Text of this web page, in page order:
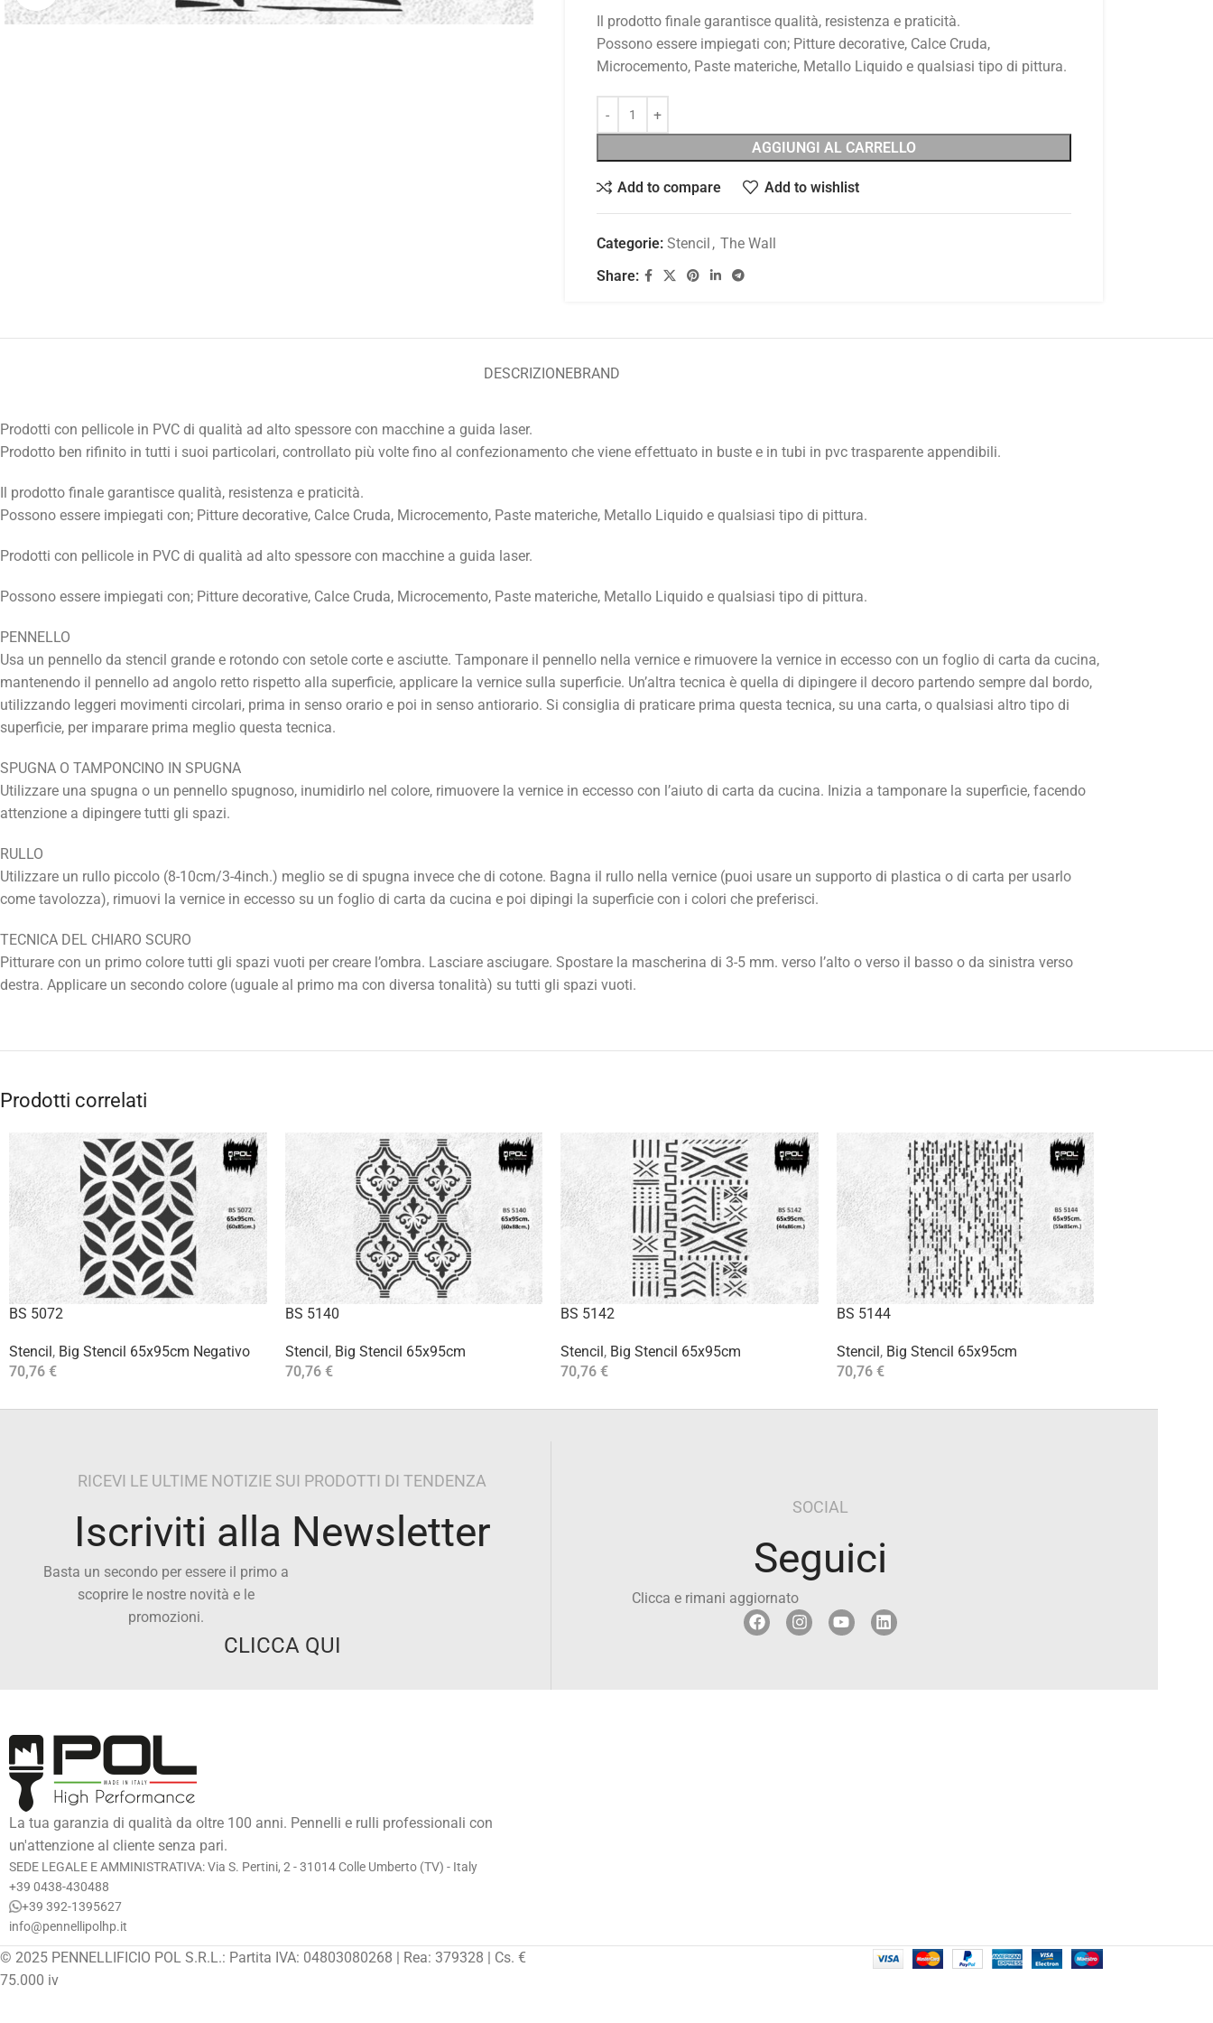
Il prodotto finale garantisce qualità, resistenza e praticità.
Possono essere impiegati con; Pitture decorative, Calce Cruda,
Microcemento, Paste materiche, Metallo Liquido e qualsiasi tipo di pittura.
AGGIUNGI AL CARRELLO
Add to compare Add to wishlist
Categorie: Stencil , The Wall
Share:
DESCRIZIONEBRAND
Prodotti con pellicole in PVC di qualità ad alto spessore con macchine a guida laser.
Prodotto ben rifinito in tutti i suoi particolari, controllato più volte fino al confezionamento che viene effettuato in buste e in tubi in pvc trasparente appendibili.
Il prodotto finale garantisce qualità, resistenza e praticità.
Possono essere impiegati con; Pitture decorative, Calce Cruda, Microcemento, Paste materiche, Metallo Liquido e qualsiasi tipo di pittura.
Prodotti con pellicole in PVC di qualità ad alto spessore con macchine a guida laser.
Possono essere impiegati con; Pitture decorative, Calce Cruda, Microcemento, Paste materiche, Metallo Liquido e qualsiasi tipo di pittura.
PENNELLO
Usa un pennello da stencil grande e rotondo con setole corte e asciutte. Tamponare il pennello nella vernice e rimuovere la vernice in eccesso con un foglio di carta da cucina,
mantenendo il pennello ad angolo retto rispetto alla superficie, applicare la vernice sulla superficie. Un’altra tecnica è quella di dipingere il decoro partendo sempre dal bordo,
utilizzando leggeri movimenti circolari, prima in senso orario e poi in senso antiorario. Si consiglia di praticare prima questa tecnica, su una carta, o qualsiasi altro tipo di
superficie, per imparare prima meglio questa tecnica.
SPUGNA O TAMPONCINO IN SPUGNA
Utilizzare una spugna o un pennello spugnoso, inumidirlo nel colore, rimuovere la vernice in eccesso con l’aiuto di carta da cucina. Inizia a tamponare la superficie, facendo
attenzione a dipingere tutti gli spazi.
RULLO
Utilizzare un rullo piccolo (8-10cm/3-4inch.) meglio se di spugna invece che di cotone. Bagna il rullo nella vernice (puoi usare un supporto di plastica o di carta per usarlo
come tavolozza), rimuovi la vernice in eccesso su un foglio di carta da cucina e poi dipingi la superficie con i colori che preferisci.
TECNICA DEL CHIARO SCURO
Pitturare con un primo colore tutti gli spazi vuoti per creare l’ombra. Lasciare asciugare. Spostare la mascherina di 3-5 mm. verso l’alto o verso il basso o da sinistra verso
destra. Applicare un secondo colore (uguale al primo ma con diversa tonalità) su tutti gli spazi vuoti.
Prodotti correlati
BS 5072
Stencil, Big Stencil 65x95cm Negativo
70,76 €
BS 5140
Stencil, Big Stencil 65x95cm
70,76 €
BS 5142
Stencil, Big Stencil 65x95cm
70,76 €
BS 5144
Stencil, Big Stencil 65x95cm
70,76 €
RICEVI LE ULTIME NOTIZIE SUI PRODOTTI DI TENDENZA
Iscriviti alla Newsletter
Basta un secondo per essere il primo a
scoprire le nostre novità e le
promozioni.
CLICCA QUI
SOCIAL
Seguici
Clicca e rimani aggiornato
La tua garanzia di qualità da oltre 100 anni. Pennelli e rulli professionali con
un'attenzione al cliente senza pari.
SEDE LEGALE E AMMINISTRATIVA: Via S. Pertini, 2 - 31014 Colle Umberto (TV) - Italy
+39 0438-430488
+39 392-1395627
info@pennellipolhp.it
© 2025 PENNELLIFICIO POL S.R.L.: Partita IVA: 04803080268 | Rea: 379328 | Cs. €
75.000 iv